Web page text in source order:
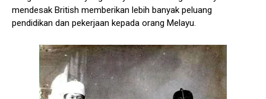
mendesak British memberikan lebih banyak peluang
pendidikan dan pekerjaan kepada orang Melayu.